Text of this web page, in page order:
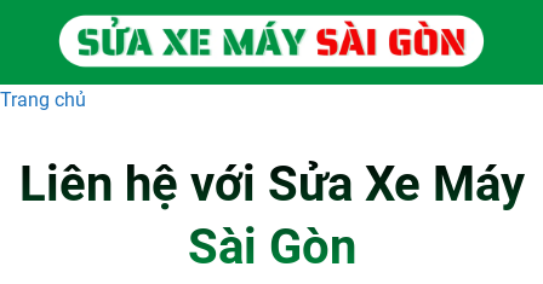
Trang chủ
Liên hệ với Sửa Xe Máy
Sài Gòn